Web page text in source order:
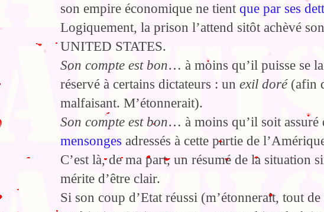
son empire économique ne tient que par ses
Logiquement, la prison l’attend sitôt achèvé
UNITED STATES.
Son compte est bon… à moins qu’il puisse se
réservé à certains dictateurs : un exil doré(afin
malfaisant. M’étonnerait).
Son compte est bon… à moins qu’il soit assuré
mensonges adressés à cette partie de
C’est là, de ma part, un résumé de la situation
mérite d’être clair.
Si son coup d’Etat réussi (m’étonnerait, tout